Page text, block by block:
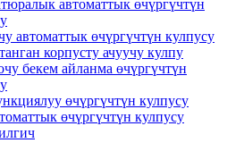
автоматтык өчүргүчтүн
автоматтык өчүргүчтүн кулпусу
корпусту ачуучу кулпу
бекем айланма өчүргүчтүн
өчүргүчтүн кулпусу
өчүргүчтүн кулпусу